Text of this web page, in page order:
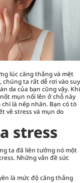
lúc căng thẳng và mệt
chúng ta rất dễ rơi vào suy
da của bạn cũng vậy. Khi
mụn nổi lên ở chỗ này
là nếp nhăn. Bạn có tò
về stress và mụn do
stress
ta đã liên tưởng nó một
Những vấn đề sức
là mức độ căng thẳng